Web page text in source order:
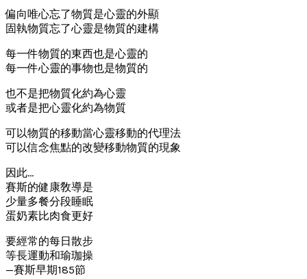
偏向唯心忘了物質是心靈的外顯
固執物質忘了心靈是物質的建構
每一件物質的東西也是心靈的
每一件心靈的事物也是物質的
也不是把物質化約為心靈
或者是把心靈化約為物質
可以物質的移動當心靈移動的代理法
可以信念焦點的改變移動物質的現象
因此…
賽斯的健康敎導是
少量多餐分段睡眠
蛋奶素比肉食更好
要經常的每日散步
等長運動和瑜珈操
—賽斯早期185節